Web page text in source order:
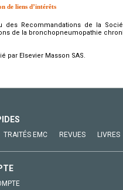
de liens d’intérêts
des Recommandations de la
de la bronchopneumopathie
par Elsevier Masson SAS.
TRAITÉS EMC REVUES LIVRES